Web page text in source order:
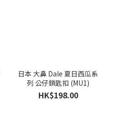
日本 大鼻 Dale 夏日西瓜系
列 公仔鎖匙扣 (MU1)
HK$198.00